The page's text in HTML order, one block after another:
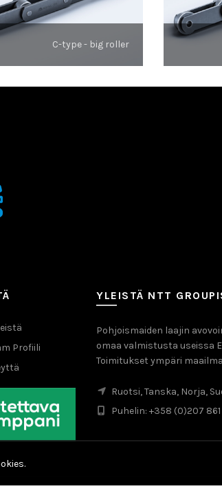
C-type - big roller
Profiili
YLEISTÄ NTT
Pohjoismaiden laajin
omaa valmistusta useissa
Toimitukset ympäri
Ruotsi, Tanska, Norja,
Puhelin: +358 (0)207